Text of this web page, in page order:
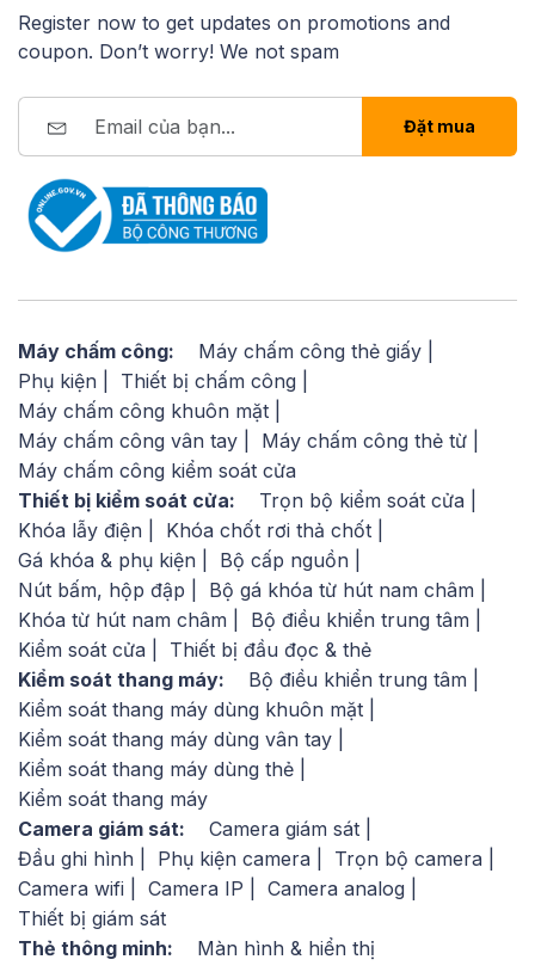
Register now to get updates on promotions and
coupon. Don’t worry! We not spam
Đặt mua
Máy chấm công:
Máy chấm công thẻ giấy
Phụ kiện
Thiết bị chấm công
Máy chấm công khuôn mặt
Máy chấm công vân tay
Máy chấm công thẻ từ
Máy chấm công kiểm soát cửa
Thiết bị kiểm soát cửa:
Trọn bộ kiểm soát cửa
Khóa lẫy điện
Khóa chốt rơi thả chốt
Gá khóa & phụ kiện
Bộ cấp nguồn
Nút bấm, hộp đập
Bộ gá khóa từ hút nam châm
Khóa từ hút nam châm
Bộ điều khiển trung tâm
Kiểm soát cửa
Thiết bị đầu đọc & thẻ
Kiểm soát thang máy:
Bộ điều khiển trung tâm
Kiểm soát thang máy dùng khuôn mặt
Kiểm soát thang máy dùng vân tay
Kiểm soát thang máy dùng thẻ
Kiểm soát thang máy
Camera giám sát:
Camera giám sát
Đầu ghi hình
Phụ kiện camera
Trọn bộ camera
Camera wifi
Camera IP
Camera analog
Thiết bị giám sát
Thẻ thông minh:
Màn hình & hiển thị